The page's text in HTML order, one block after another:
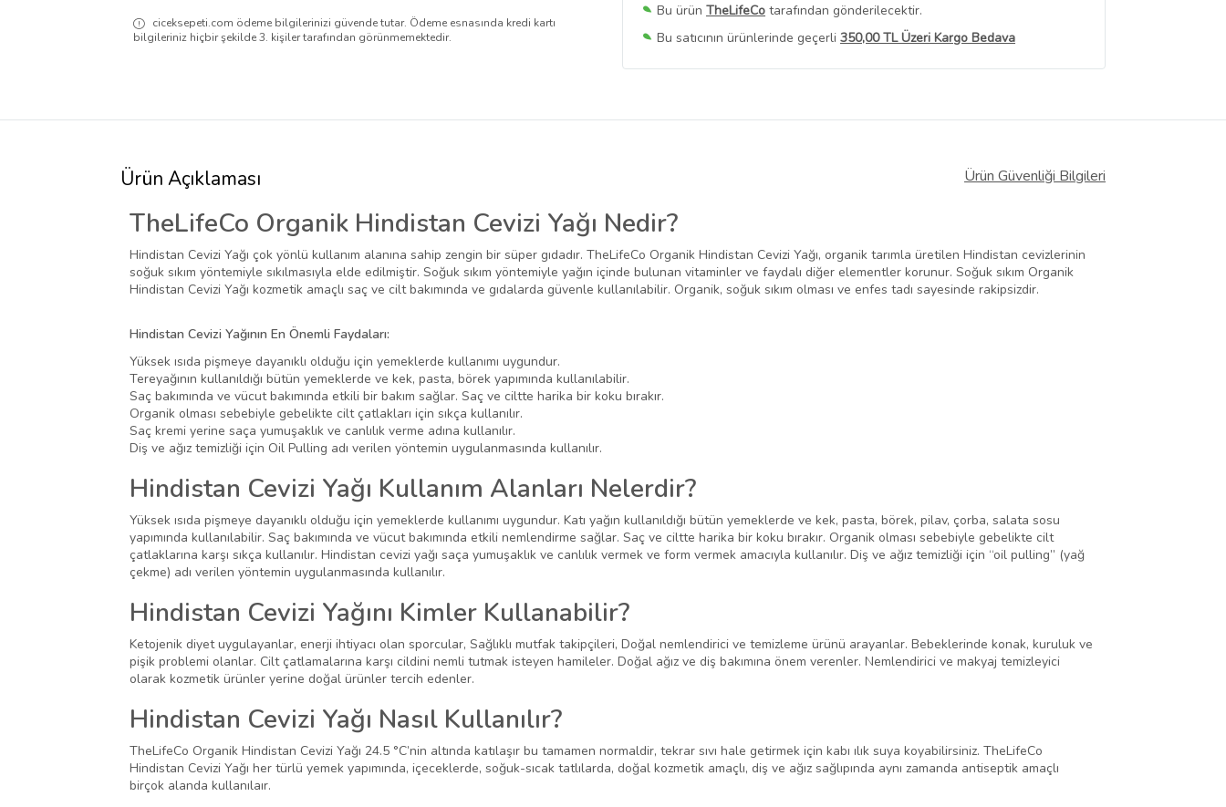
Bu ürün TheLifeCo tarafından gönderilecektir.
Bu satıcının ürünlerinde geçerli 350,00 TL Üzeri Kargo Bedava
Bu SatıcınınTüm Ürünlerini Görüntüle
ciceksepeti.com ödeme bilgilerinizi güvende tutar. Ödeme esnasında kredi kartı
bilgileriniz hiçbir şekilde 3. kişiler tarafından görünmemektedir.
Ürün Açıklaması Ürün Güvenliği Bilgileri
TheLifeCo Organik Hindistan Cevizi Yağı Nedir?
Hindistan Cevizi Yağı çok yönlü kullanım alanına sahip zengin bir süper gıdadır. TheLifeCo Organik Hindistan Cevizi Yağı, organik tarımla üretilen Hindistan cevizlerinin
soğuk sıkım yöntemiyle sıkılmasıyla elde edilmiştir. Soğuk sıkım yöntemiyle yağın içinde bulunan vitaminler ve faydalı diğer elementler korunur. Soğuk sıkım Organik
Hindistan Cevizi Yağı kozmetik amaçlı saç ve cilt bakımında ve gıdalarda güvenle kullanılabilir. Organik, soğuk sıkım olması ve enfes tadı sayesinde rakipsizdir.
Hindistan Cevizi Yağının En Önemli Faydaları:
Yüksek ısıda pişmeye dayanıklı olduğu için yemeklerde kullanımı uygundur.
Tereyağının kullanıldığı bütün yemeklerde ve kek, pasta, börek yapımında kullanılabilir.
Saç bakımında ve vücut bakımında etkili bir bakım sağlar. Saç ve ciltte harika bir koku bırakır.
Organik olması sebebiyle gebelikte cilt çatlakları için sıkça kullanılır.
Saç kremi yerine saça yumuşaklık ve canlılık verme adına kullanılır.
Diş ve ağız temizliği için Oil Pulling adı verilen yöntemin uygulanmasında kullanılır.
Hindistan Cevizi Yağı Kullanım Alanları Nelerdir?
Yüksek ısıda pişmeye dayanıklı olduğu için yemeklerde kullanımı uygundur. Katı yağın kullanıldığı bütün yemeklerde ve kek, pasta, börek, pilav, çorba, salata sosu
yapımında kullanılabilir. Saç bakımında ve vücut bakımında etkili nemlendirme sağlar. Saç ve ciltte harika bir koku bırakır. Organik olması sebebiyle gebelikte cilt
çatlaklarına karşı sıkça kullanılır. Hindistan cevizi yağı saça yumuşaklık ve canlılık vermek ve form vermek amacıyla kullanılır. Diş ve ağız temizliği için “oil pulling” (yağ
çekme) adı verilen yöntemin uygulanmasında kullanılır.
Hindistan Cevizi Yağını Kimler Kullanabilir?
Ketojenik diyet uygulayanlar, enerji ihtiyacı olan sporcular, Sağlıklı mutfak takipçileri, Doğal nemlendirici ve temizleme ürünü arayanlar. Bebeklerinde konak, kuruluk ve
pişik problemi olanlar. Cilt çatlamalarına karşı cildini nemli tutmak isteyen hamileler. Doğal ağız ve diş bakımına önem verenler. Nemlendirici ve makyaj temizleyici
olarak kozmetik ürünler yerine doğal ürünler tercih edenler.
Hindistan Cevizi Yağı Nasıl Kullanılır?
TheLifeCo Organik Hindistan Cevizi Yağı 24.5 °C’nin altında katılaşır bu tamamen normaldir, tekrar sıvı hale getirmek için kabı ılık suya koyabilirsiniz. TheLifeCo
Hindistan Cevizi Yağı her türlü yemek yapımında, içeceklerde, soğuk-sıcak tatlılarda, doğal kozmetik amaçlı, diş ve ağız sağlıpında aynı zamanda antiseptik amaçlı
birçok alanda kullanılaır.